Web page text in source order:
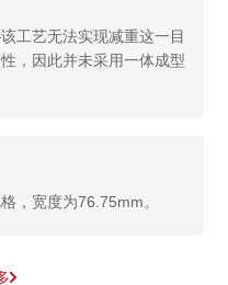
工艺无法实现减重这一目
，因此并未采用一体成型
，宽度为76.75mm。